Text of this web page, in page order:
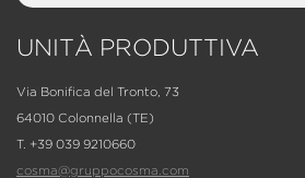
UNITÀ PRODUTTIVA
Via Bonifica del Tronto, 73
64010 Colonnella (TE)
T. +39 039 9210660
cosma@gruppocosma.com